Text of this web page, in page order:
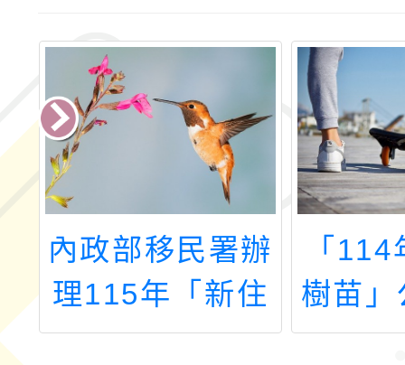
內政部移民署辦
理115年「新住
民數位應用培力
「
樹苗